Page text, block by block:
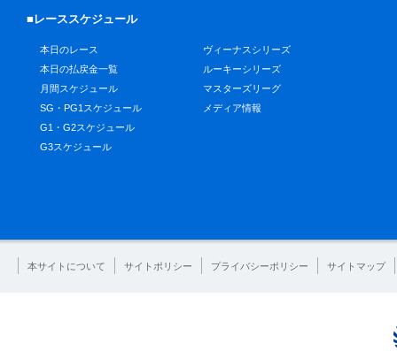
■レーススケジュール
本日のレース
本日の払戻金一覧
月間スケジュール
SG・PG1スケジュール
G1・G2スケジュール
G3スケジュール
ヴィーナスシリーズ
ルーキーシリーズ
マスターズリーグ
メディア情報
本サイトについて サイトポリシー プライバシーポリシー サイトマップ